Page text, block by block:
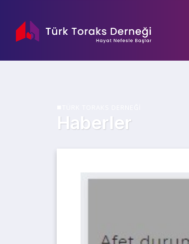
Haberler